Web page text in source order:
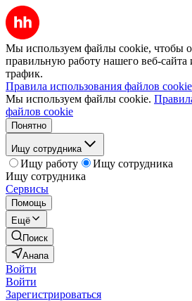
Мы используем файлы cookie, чтобы
правильную работу нашего веб-сайта
трафик.
Правила использования файлов cookie
Мы используем файлы cookie.
файлов cookie
Понятно
Ищу сотрудника
Ищу работу
Ищу сотрудника
Ищу сотрудника
Сервисы
Помощь
Ещё
Поиск
Анапа
Войти
Войти
Зарегистрироваться